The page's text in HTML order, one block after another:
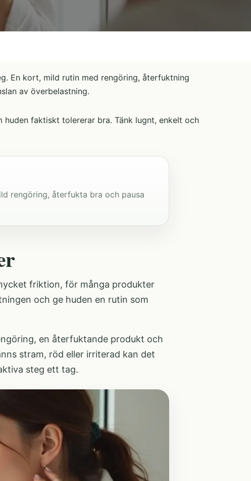
En kort, mild rutin med rengöring, återfuktning
av överbelastning.
faktiskt tolererar bra. Tänk lugnt, enkelt och
rengöring, återfukta bra och pausa
friktion, för många produkter
och ge huden en rutin som
en återfuktande produkt och
stram, röd eller irriterad kan det
steg ett tag.